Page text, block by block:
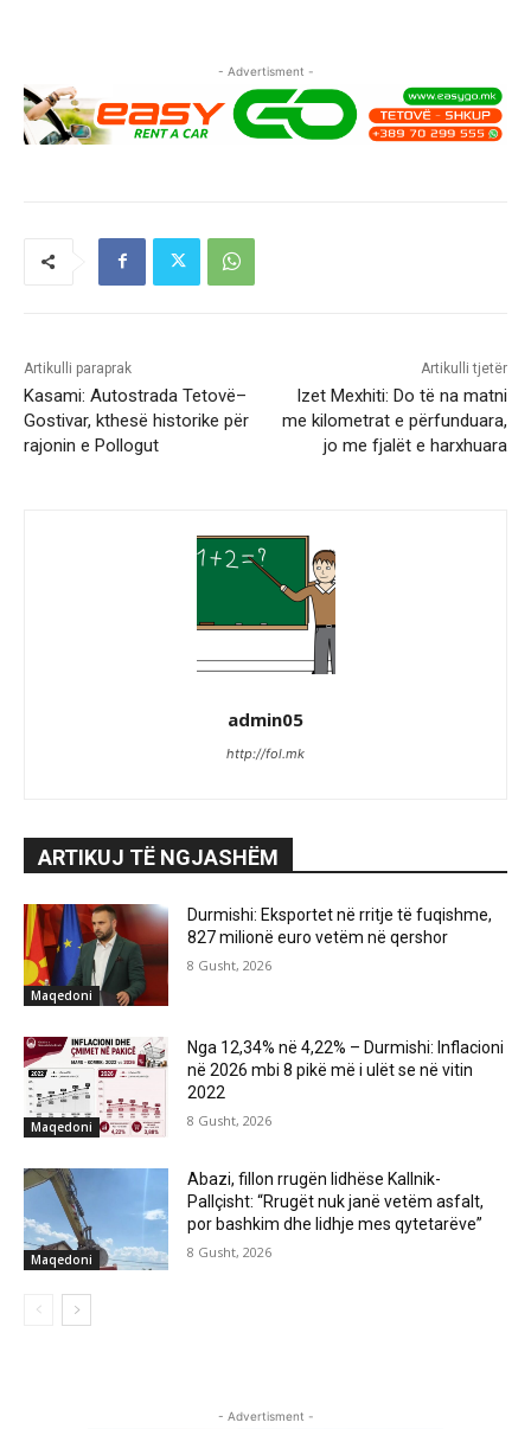
- Advertisment -
Artikulli paraprak
Kasami: Autostrada Tetovë–
Gostivar, kthesë historike për
rajonin e Pollogut
Artikulli tjetër
Izet Mexhiti: Do të na matni
me kilometrat e përfunduara,
jo me fjalët e harxhuara
admin05
http://fol.mk
ARTIKUJ TË NGJASHËM
Maqedoni
Durmishi: Eksportet në rritje të fuqishme,
827 milionë euro vetëm në qershor
8 Gusht, 2026
Maqedoni
Nga 12,34% në 4,22% – Durmishi: Inflacioni
në 2026 mbi 8 pikë më i ulët se në vitin
2022
8 Gusht, 2026
Maqedoni
Abazi, fillon rrugën lidhëse Kallnik-
Pallçisht: “Rrugët nuk janë vetëm asfalt,
por bashkim dhe lidhje mes qytetarëve”
8 Gusht, 2026
- Advertisment -